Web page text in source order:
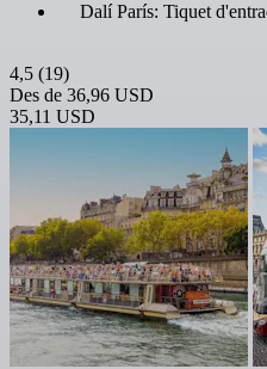
Dalí París: Tiquet
4,5 (19)
Des de 36,96 USD
35,11 USD